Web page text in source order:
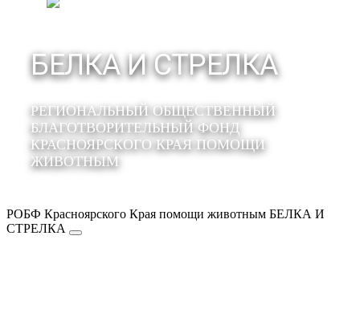
БЕЛКА И СТРЕЛКА
РЕГИОНАЛЬНЫЙ ОБЩЕСТВЕННЫЙ
БЛАГОТВОРИТЕЛЬНЫЙ ФОНД
КРАСНОЯРСКОГО КРАЯ ПОМОЩИ
ЖИВОТНЫМ
РОБФ Красноярского Края помощи животным БЕЛКА И
СТРЕЛКА